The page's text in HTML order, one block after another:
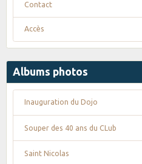
Contact
Accès
Albums photos
Inauguration du Dojo
Souper des 40 ans du CLub
Saint Nicolas